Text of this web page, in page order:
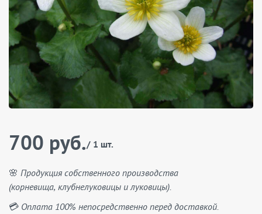
700 руб./ 1 шт.
🌸 Продукция собственного производства
(корневища, клубнелуковицы и луковицы).
💳 Оплата 100% непосредственно перед доставкой.